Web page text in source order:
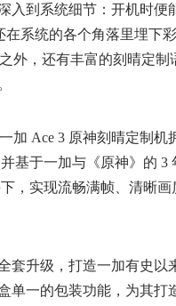
到系统细节：开机时便
在系统的各个角落里埋下彩
外，还有丰富的刻晴定制
Ace 3 原神刻晴定制机
基于一加与《原神》的 3
，实现流畅满帧、清晰画
升级，打造一加有史以
单一的包装功能，为其打